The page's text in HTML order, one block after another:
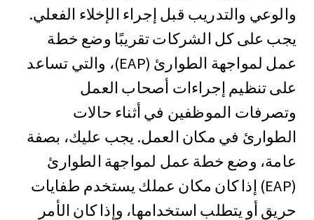
والوعي والتدريب قبل إجراء الإخلاء الفعلي.
يجب على كل الشركات تقريبًا وضع خطة
عمل لمواجهة الطوارئ (EAP)، والتي تساعد
على تنظيم إجراءات أصحاب العمل
وتصرفات الموظفين في أثناء حالات
الطوارئ في مكان العمل. يجب عليك، بصفة
عامة، وضع خطة عمل لمواجهة الطوارئ
(EAP) إذا كان مكان عملك يستخدم طفايات
حريق أو يتطلب استخدامها، وإذا كان الأمر